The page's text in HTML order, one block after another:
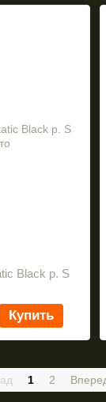
Black р. S
Купить
1 2